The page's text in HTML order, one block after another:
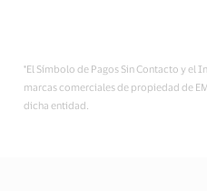
*El Símbolo de Pagos Sin Contacto y el
marcas comerciales de propiedad de
dicha entidad.